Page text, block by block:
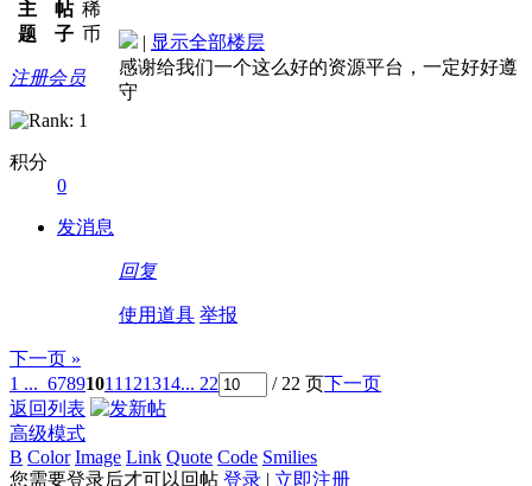
主
题
帖
子
稀
币
注册会员
积分
0
发消息
| 显示全部楼层
感谢给我们一个这么好的资源平台，一定好好遵
守
回复
使用道具 举报
下一页 »
1 ... 67891011 121314... 22 / 22 页下一页
返回列表
高级模式
B Color Image Link Quote Code Smilies
您需要登录后才可以回帖 登录 | 立即注册